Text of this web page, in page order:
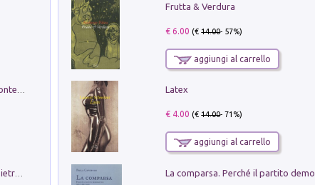
in alto! Livello A1. Con CD-Audio. Con Contenuto digitale per accesso on line
Conte e Mattarella. Sul palcoscenico e dietro le quinte del Quirinale. Un racconto sulle istituzioni
Frutta & Verdura
€ 6.00 (€14.00- 57%)
aggiungi al carrello
Latex
€ 4.00 (€14.00- 71%)
aggiungi al carrello